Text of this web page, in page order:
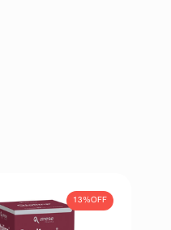
13%OFF